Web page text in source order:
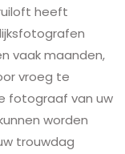
heeft
vaak maanden,
vroeg te
fotograaf van uw
worden
trouwdag